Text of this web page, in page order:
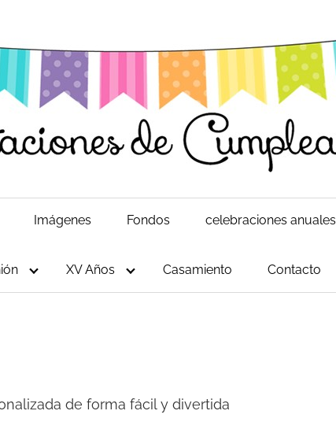
Imágenes Fondos celebraciones anuales
XV Años Casamiento Contacto
de forma fácil y divertida